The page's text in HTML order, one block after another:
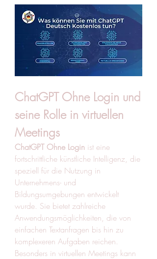
ChatGPT Ohne Login und
seine Rolle in virtuellen
Meetings
ChatGPT Ohne Login ist eine
fortschrittliche künstliche Intelligenz, die
speziell für die Nutzung in
Unternehmens- und
Bildungsumgebungen entwickelt
wurde. Sie bietet zahlreiche
Anwendungsmöglichkeiten, die von
einfachen Textanfragen bis hin zu
komplexeren Aufgaben reichen.